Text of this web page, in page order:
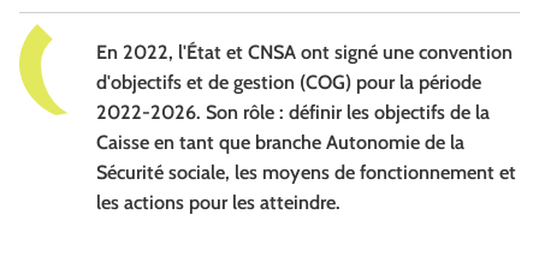
En 2022, l'État et CNSA ont signé une convention
d'objectifs et de gestion (COG) pour la période
2022-2026. Son rôle : définir les objectifs de la
Caisse en tant que branche Autonomie de la
Sécurité sociale, les moyens de fonctionnement et
les actions pour les atteindre.